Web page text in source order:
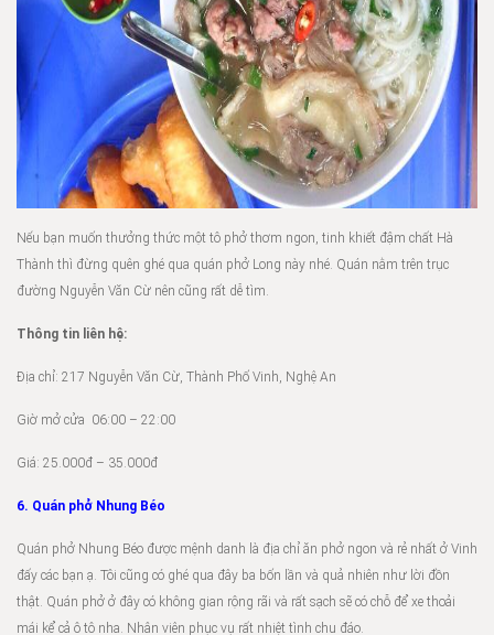
Nếu bạn muốn thưởng thức một tô phở thơm ngon, tinh khiết đậm chất Hà
Thành thì đừng quên ghé qua quán phở Long này nhé. Quán nằm trên trục
đường Nguyễn Văn Cừ nên cũng rất dễ tìm.
Thông tin liên hệ:
Địa chỉ: 217 Nguyễn Văn Cừ, Thành Phố Vinh, Nghệ An
Giờ mở cửa 06:00 – 22:00
Giá: 25.000đ – 35.000đ
6. Quán phở Nhung Béo
Quán phở Nhung Béo được mệnh danh là địa chỉ ăn phở ngon và rẻ nhất ở Vinh
đấy các bạn ạ. Tôi cũng có ghé qua đây ba bốn lần và quả nhiên như lời đồn
thật. Quán phở ở đây có không gian rộng rãi và rất sạch sẽ có chỗ để xe thoải
mái kể cả ô tô nha. Nhân viên phục vụ rất nhiệt tình chu đáo.